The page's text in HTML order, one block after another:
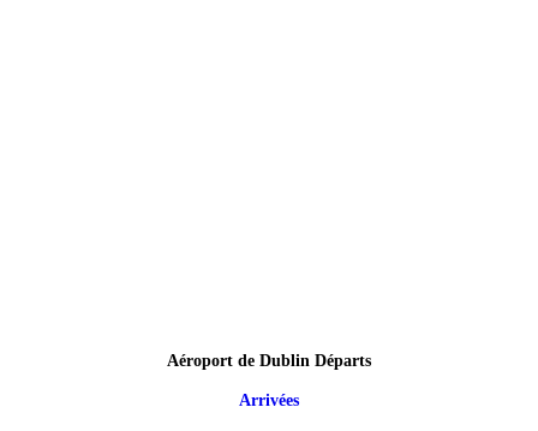
Aéroport de Dublin Départs
Arrivées